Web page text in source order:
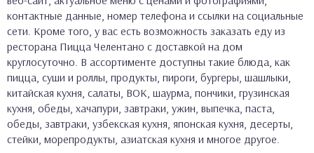
контактные данные, номер телефона и ссылки на социальные
сети. Кроме того, у вас есть возможность заказать еду из
ресторана Пицца Челентано с доставкой на дом
круглосуточно. В ассортименте доступны такие блюда, как
пицца, суши и роллы, продукты, пироги, бургеры, шашлыки,
китайская кухня, салаты, ВОК, шаурма, пончики, грузинская
кухня, обеды, хачапури, завтраки, ужин, выпечка, паста,
обеды, завтраки, узбекская кухня, японская кухня, десерты,
стейки, морепродукты, азиатская кухня и многое другое.